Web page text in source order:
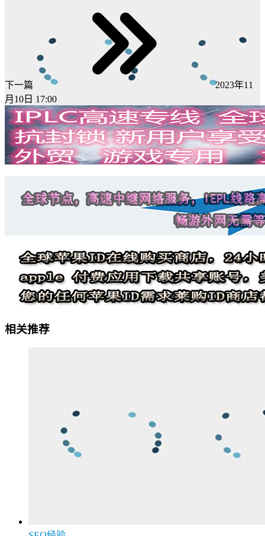
下一篇
2023年11
月10日 17:00
相关推荐